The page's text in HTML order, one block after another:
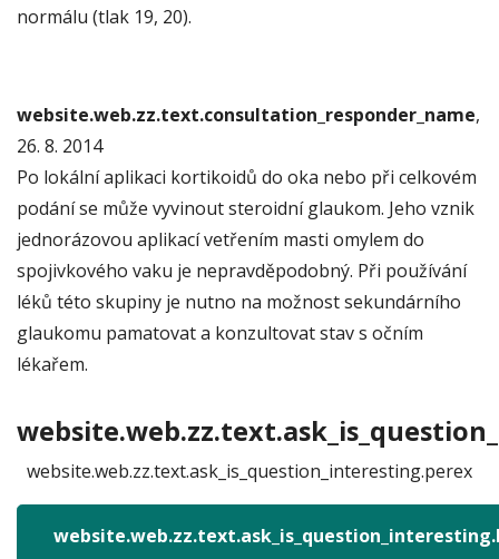
normálu (tlak 19, 20).
website.web.zz.text.consultation_responder_name,
26. 8. 2014
Po lokální aplikaci kortikoidů do oka nebo při celkovém
podání se může vyvinout steroidní glaukom. Jeho vznik
jednorázovou aplikací vetřením masti omylem do
spojivkového vaku je nepravděpodobný. Při používání
léků této skupiny je nutno na možnost sekundárního
glaukomu pamatovat a konzultovat stav s očním
lékařem.
website.web.zz.text.ask_is_question_interesting.perex